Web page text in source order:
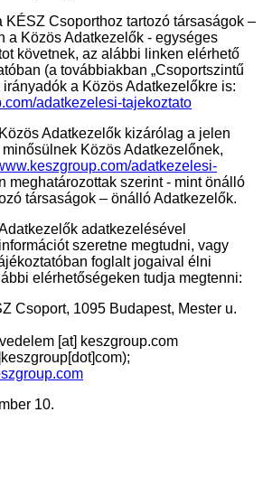
KÉSZ Csoporthoz tartozó társaságok –
a Közös Adatkezelők - egységes
követnek, az alábbi linken elérhető
(a továbbiakban „Csoportszintű
a Közös Adatkezelőkre is:
adatkezelesi-tajekoztato
Adatkezelők kizárólag a jelen
Közös Adatkezelőnek,
adatkezelesi-
meghatározottak szerint - mint önálló
társaságok – önálló Adatkezelők.
adatkezelésével
szeretne megtudni, vagy
foglalt jogaival élni
elérhetőségeken tudja megtenni:
Csoport, 1095 Budapest, Mester u.
[at] keszgroup.com
;
10.